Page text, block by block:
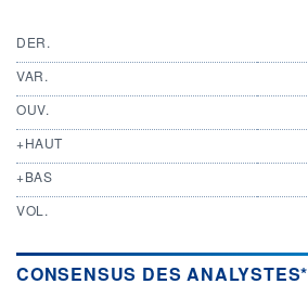
DER.
VAR.
OUV.
+HAUT
+BAS
VOL.
CONSENSUS DES ANALYSTES*